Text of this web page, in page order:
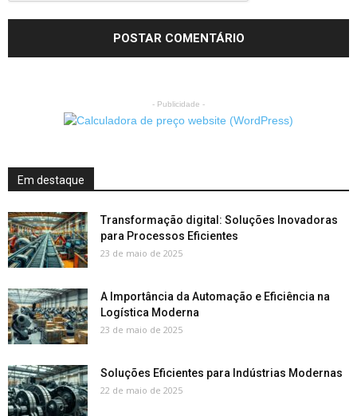
- Publicidade -
Em destaque
Transformação digital: Soluções Inovadoras
para Processos Eficientes
23 de maio de 2025
A Importância da Automação e Eficiência na
Logística Moderna
23 de maio de 2025
Soluções Eficientes para Indústrias Modernas
22 de maio de 2025